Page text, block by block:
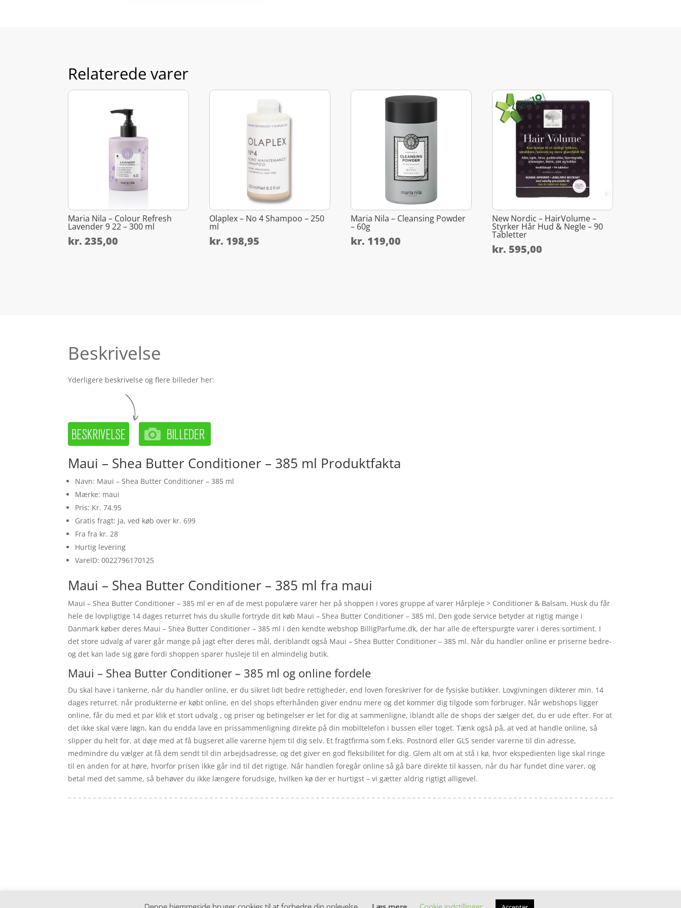
Relaterede varer
Maria Nila – Colour Refresh
Lavender 9 22 – 300 ml
kr. 235,00
Olaplex – No 4 Shampoo – 250
ml
kr. 198,95
Maria Nila – Cleansing Powder
– 60g
kr. 119,00
New Nordic – HairVolume –
Styrker Hår Hud & Negle – 90
Tabletter
kr. 595,00
Beskrivelse
Yderligere beskrivelse og flere billeder her:
Maui – Shea Butter Conditioner – 385 ml Produktfakta
Navn: Maui – Shea Butter Conditioner – 385 ml
Mærke: maui
Pris: Kr. 74.95
Gratis fragt: Ja, ved køb over kr. 699
Fra fra kr. 28
Hurtig levering
VareID: 0022796170125
Maui – Shea Butter Conditioner – 385 ml fra maui
Maui – Shea Butter Conditioner – 385 ml er en af de mest populære varer her på shoppen i vores gruppe af varer Hårpleje > Conditioner & Balsam. Husk du får
hele de lovpligtige 14 dages returret hvis du skulle fortryde dit køb Maui – Shea Butter Conditioner – 385 ml. Den gode service betyder at rigtig mange i
Danmark køber deres Maui – Shea Butter Conditioner – 385 ml i den kendte webshop BilligParfume.dk, der har alle de efterspurgte varer i deres sortiment. I
det store udvalg af varer går mange på jagt efter deres mål, deriblandt også Maui – Shea Butter Conditioner – 385 ml. Når du handler online er priserne bedre-
og det kan lade sig gøre fordi shoppen sparer husleje til en almindelig butik.
Maui – Shea Butter Conditioner – 385 ml og online fordele
Du skal have i tankerne, når du handler online, er du sikret lidt bedre rettigheder, end loven foreskriver for de fysiske butikker. Lovgivningen dikterer min. 14
dages returret. når produkterne er købt online, en del shops efterhånden giver endnu mere og det kommer dig tilgode som forbruger. Når webshops ligger
online, får du med et par klik et stort udvalg , og priser og betingelser er let for dig at sammenligne, iblandt alle de shops der sælger det, du er ude efter. For at
det ikke skal være løgn, kan du endda lave en prissammenligning direkte på din mobiltelefon i bussen eller toget. Tænk også på, at ved at handle online, så
slipper du helt for, at døje med at få bugseret alle varerne hjem til dig selv. Et fragtfirma som f.eks. Postnord eller GLS sender varerne til din adresse,
medmindre du vælger at få dem sendt til din arbejdsadresse, og det giver en god fleksibilitet for dig. Glem alt om at stå i kø, hvor ekspedienten lige skal ringe
til en anden for at høre, hvorfor prisen ikke går ind til det rigtige. Når handlen foregår online så gå bare direkte til kassen, når du har fundet dine varer, og
betal med det samme, så behøver du ikke længere forudsige, hvilken kø der er hurtigst – vi gætter aldrig rigtigt alligevel.